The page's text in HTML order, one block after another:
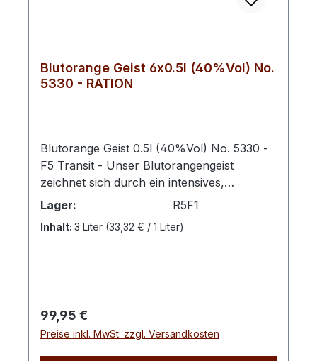
Blutorange Geist 6x0.5l (40%Vol) No.
5330 - RATION
Blutorange Geist 0.5l (40%Vol) No. 5330 -
F5 Transit - Unser Blutorangengeist
zeichnet sich durch ein intensives,
fruchtiges Aroma und eine harmonische
Geschmacksnote aus. Mit einem
Alkoholgehalt von 40 % Vol bietet dieses
Struktur und elegante, natürliche
Fruchtigkeit. Verkostungsnotiz: Feine
Lager: R5F1
Inhalt: 3 Liter (33,32 € / 1 Liter)
Regulärer Preis:
99,95 €
Preise inkl. MwSt. zzgl. Versandkosten